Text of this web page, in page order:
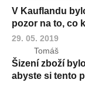
V Kauflandu
pozor na to, co
29. 05. 2019
Tomáš
Šizení zboží
abyste si tento